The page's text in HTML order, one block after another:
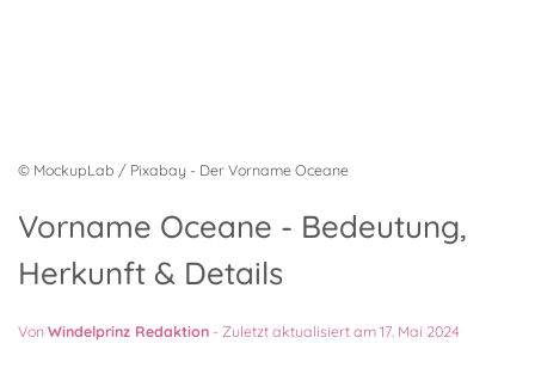
© MockupLab / Pixabay - Der Vorname Oceane
Vorname Oceane - Bedeutung,
Herkunft & Details
VonWindelprinz Redaktion - Zuletzt aktualisiert am 17. Mai 2024